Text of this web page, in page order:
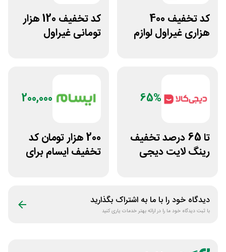
کد تخفیف 400
هزاری غیراول لوازم
کد تخفیف 120 هزار
تومانی غیراول
65%
تا 65 درصد تخفیف
رینگ لایت دیجی
200,000
200 هزار تومان کد
تخفیف ایسام برای
دیدگاه خود را با ما به اشتراک بگذارید
با ثبت دیدگاه خود ما را در ارائه بهتر خدمات یاری کنید